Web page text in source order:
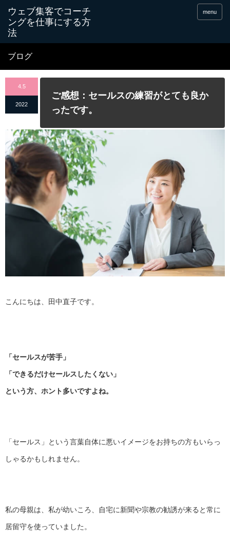
menu
ブログ
4.5
2022
ご感想：セールスの練習がとても良か
ったです。
こんにちは、田中直子です。
「セールスが苦手」
「できるだけセールスしたくない」
という方、ホント多いですよね。
「セールス」 という言葉自体に悪いイメージをお持ちの方もいらっ
しゃるかもしれません。
私の母親は、私が幼いころ、 自宅に新聞や宗教の勧誘が来ると常に
居留守を使っていました。